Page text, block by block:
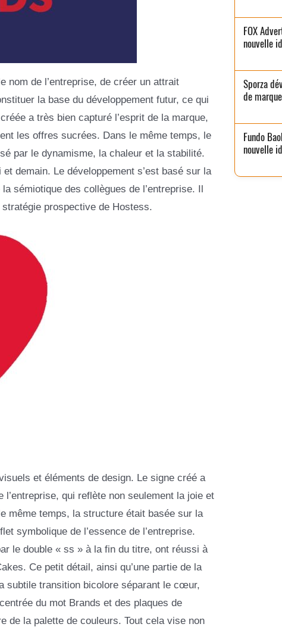
nom de l’entreprise, de créer un attrait
la base du développement futur, ce qui
a très bien capturé l’esprit de la marque,
les offres sucrées. Dans le même temps, le
par le dynamisme, la chaleur et la stabilité.
demain. Le développement s’est basé sur la
sémiotique des collègues de l’entreprise. Il
prospective de Hostess.
et éléments de design. Le signe créé a
qui reflète non seulement la joie et
même temps, la structure était basée sur la
symbolique de l’essence de l’entreprise.
le double « ss » à la fin du titre, ont réussi à
Ce petit détail, ainsi qu’une partie de la
subtile transition bicolore séparant le cœur,
du mot Brands et des plaques de
de la palette de couleurs. Tout cela vise non
FOX
nouvelle
Sporza
de marque
Fundo
nouvelle